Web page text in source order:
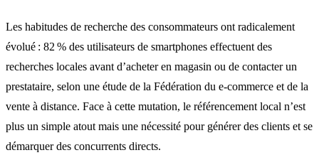
Les habitudes de recherche des consommateurs ont radicalement
évolué : 82 % des utilisateurs de smartphones effectuent des
recherches locales avant d’acheter en magasin ou de contacter un
prestataire, selon une étude de la Fédération du e-commerce et de la
vente à distance. Face à cette mutation, le référencement local n’est
plus un simple atout mais une nécessité pour générer des clients et se
démarquer des concurrents directs.